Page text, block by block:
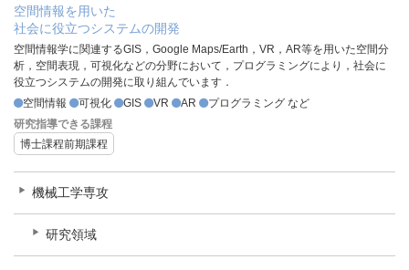
空間情報を用いた
社会に役立つシステムの開発
空間情報学に関連するGIS，Google Maps/Earth，VR，AR等を用いた空間分
析，空間表現，可視化などの分野において，プログラミングにより，社会に
役立つシステムの開発に取り組んでいます．
空間情報
可視化 GIS VR AR
プログラミング など
研究指導できる課程
博士課程前期課程
機械工学専攻
研究領域